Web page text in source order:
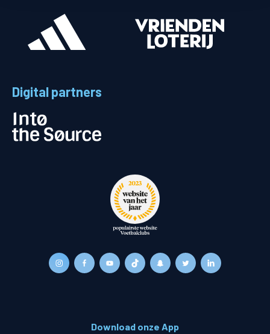
Digital partners
Download onze App